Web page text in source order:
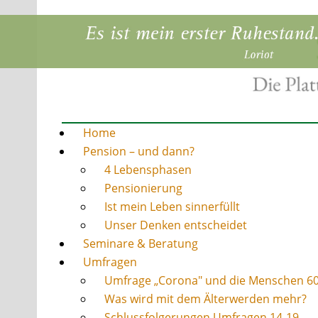
Home
Pension – und dann?
4 Lebensphasen
Pensionierung
Ist mein Leben sinnerfüllt
Unser Denken entscheidet
Seminare & Beratung
Umfragen
Umfrage „Corona" und die Menschen
Was wird mit dem Älterwerden mehr?